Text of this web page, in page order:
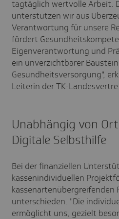
tagtäglich wertvolle Arbeit.
unterstützen wir aus
Verantwortung für unsere
fördert
Eigenverantwortung und
ein unverzichtbarer
Gesundheitsversorgung",
Leiterin der TK-
Unabhängig von
Digitale Selbsthilfe
Bei der finanziellen
kassenindividuellen
kassenartenübergreifenden
unterschieden. "Die
ermöglicht uns, gezielt